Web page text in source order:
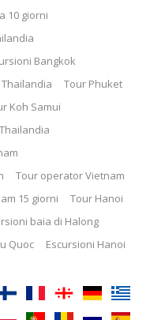
10 giorni
Bangkok
Tour Phuket
Koh Samui
Tour operator Vietnam
15 giorni
Tour Hanoi
baia di Halong
Quoc Escursioni Hanoi